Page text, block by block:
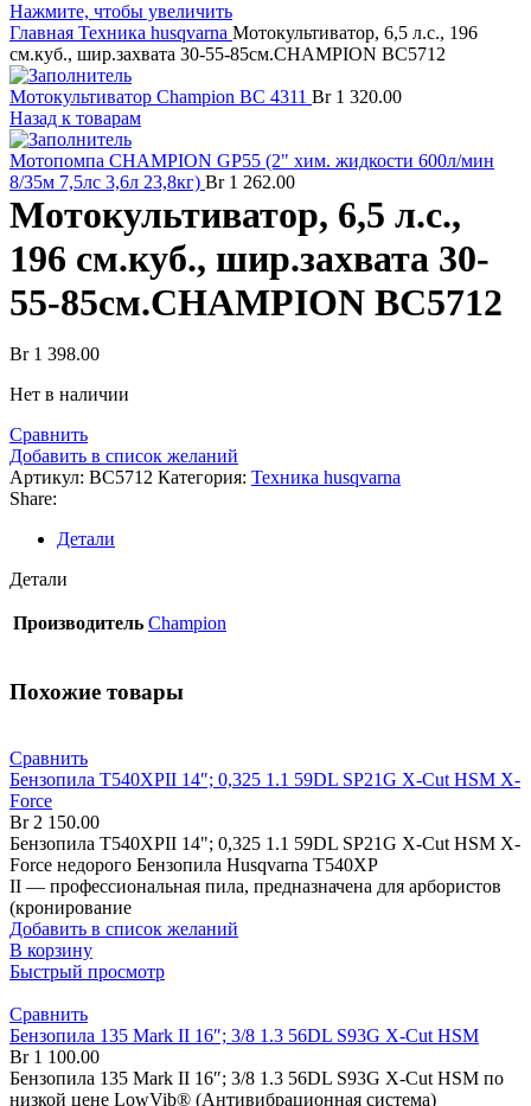
Нажмите, чтобы увеличить
Главная Техника husqvarna Мотокультиватор, 6,5 л.с., 196
см.куб., шир.захвата 30-55-85см.CHAMPION BC5712
Мотокультиватор Champion ВC 4311 Br1 320.00
Назад к товарам
Мотопомпа CHAMPION GP55 (2" хим. жидкости 600л/мин
8/35м 7,5лс 3,6л 23,8кг) Br1 262.00
Мотокультиватор, 6,5 л.с.,
196 см.куб., шир.захвата 30-
55-85см.CHAMPION BC5712
Br1 398.00
Нет в наличии
Сравнить
Добавить в список желаний
Артикул: BC5712 Категория: Техника husqvarna
Share:
Детали
Детали
Производитель Champion
Похожие товары
Сравнить
Бензопила T540XPII 14″; 0,325 1.1 59DL SP21G X-Cut HSM X-
Force
Br2 150.00
Бензопила T540XPII 14"; 0,325 1.1 59DL SP21G X-Cut HSM X-
Force недорого Бензопила Husqvarna T540XP
II — профессиональная пила, предназначена для арбористов
(кронирование
Добавить в список желаний
В корзину
Быстрый просмотр
Сравнить
Бензопила 135 Mark II 16″; 3/8 1.3 56DL S93G X-Cut HSM
Br1 100.00
Бензопила 135 Mark II 16″; 3/8 1.3 56DL S93G X-Cut HSM по
низкой цене LowVib® (Антивибрационная система)